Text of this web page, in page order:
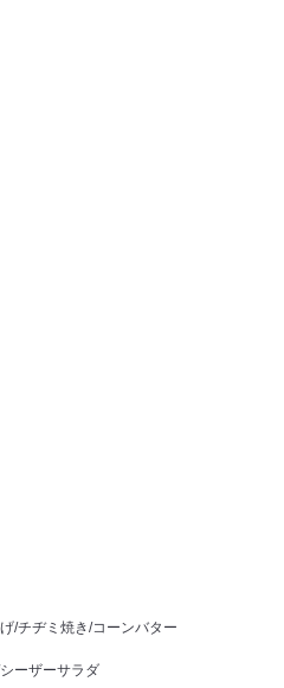
/チヂミ焼き/コーンバター
ーザーサラダ